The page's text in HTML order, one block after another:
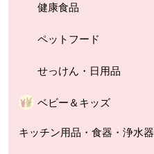
健康食品
ペットフード
せっけん・日用品
ベビー＆キッズ
キッチン用品・食器・浄水器